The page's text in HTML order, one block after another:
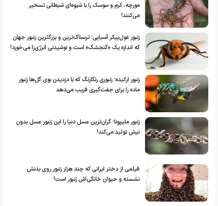
مورچه، کرم و سوسک را با شیوه‌ای شیطانی تسخیر
می‌کنند!
زنبور غول‌پیکر آسیایی؛ ترسناک‌ترین و بزرگترین زنبور جهان
که اندازه یک «گنجشک» است و نوشیدنی انرژی‌زا می‌خورد!
زنبور ارکیده؛ زنبوری رنگارنگ که با دزدیدن بوی گل‌ها زنبور
ماده را برای جفت‌گیری فریب می‌دهد
زنبور ملیپونا؛ گران‌ترین عسل دنیا را این زنبور عسل بدون
نیش تولید می‌کند!
فیلمی از دختر ایرانی که چند هزار زنبور روی بدنش
نشسته و حیوان خانگی‌اش زنبور است!